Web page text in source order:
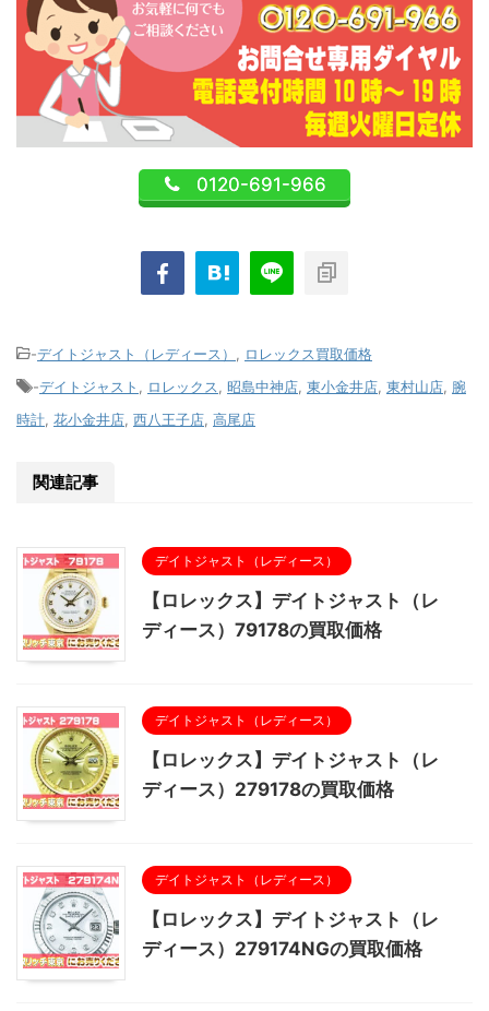
0120-691-966
-デイトジャスト（レディース） , ロレックス買取価格
-デイトジャスト , ロレックス, 昭島中神店, 東小金井店, 東村山店, 腕
時計, 花小金井店, 西八王子店, 高尾店
関連記事
デイトジャスト（レディース）
【ロレックス】デイトジャスト（レ
ディース）79178の買取価格
デイトジャスト（レディース）
【ロレックス】デイトジャスト（レ
ディース）279178の買取価格
デイトジャスト（レディース）
【ロレックス】デイトジャスト（レ
ディース）279174NGの買取価格